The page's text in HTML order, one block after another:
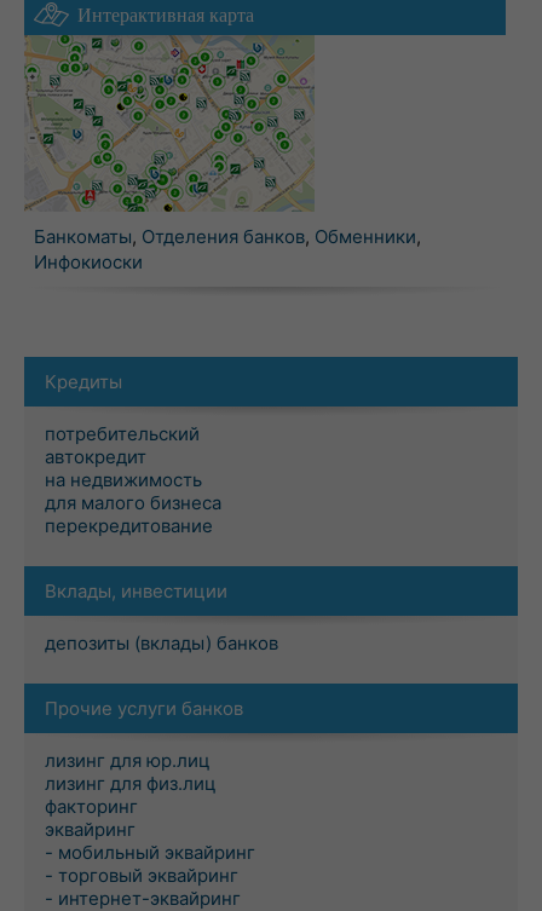
Интерактивная карта
Банкоматы, Отделения банков, Обменники,
Инфокиоски
Кредиты
потребительский
автокредит
на недвижимость
для малого бизнеса
перекредитование
Вклады, инвестиции
депозиты (вклады) банков
Прочие услуги банков
лизинг для юр.лиц
лизинг для физ.лиц
факторинг
эквайринг
- мобильный эквайринг
- торговый эквайринг
- интернет-эквайринг